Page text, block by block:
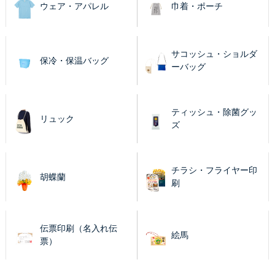
ウェア・アパレル 巾着・ポーチ
保冷・保温バッグ
サコッシュ・ショルダ
ーバッグ
リュック
ティッシュ・除菌グッ
ズ
胡蝶蘭
チラシ・フライヤー印
刷
伝票印刷（名入れ伝
票）
絵馬